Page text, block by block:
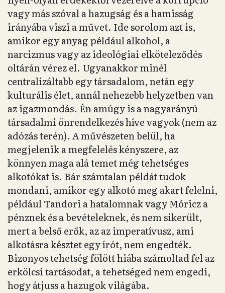
vagy más szóval a hazugság és a hamisság
irányába viszi a művet. Ide sorolom azt is,
amikor egy anyag például alkohol, a
narcizmus vagy az ideológiai elköteleződés
oltárán vérez el. Ugyanakkor minél
centralizáltabb egy társadalom, netán egy
kulturális élet, annál nehezebb helyzetben van
az igazmondás. Én amúgy is a nagyarányú
társadalmi önrendelkezés híve vagyok (nem az
adózás terén). A művészeten belül, ha
megjelenik a megfelelés kényszere, az
könnyen maga alá temet még tehetséges
alkotókat is. Bár számtalan példát tudok
mondani, amikor egy alkotó meg akart felelni,
például Tandori a hatalomnak vagy Móricz a
pénznek és a bevételeknek, és nem sikerült,
mert a belső erők, az az imperatívusz, ami
alkotásra késztet egy írót, nem engedték.
Bizonyos tehetség fölött hiába számoltad fel az
erkölcsi tartásodat, a tehetséged nem engedi,
hogy átjuss a hazugok világába.